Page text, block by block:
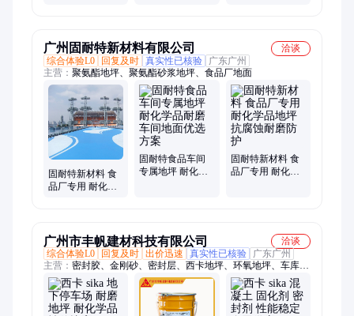
广州固耐特新材料有限公司
洽谈
综合体验L0
回复及时 真实性已核验
广东广州
主营： 聚氨酯地坪、聚氨酯砂浆地坪、食品厂地面
固耐特新材料 食
品厂专用 耐化学
固耐特食品车间
专属地坪 耐化学
固耐特新材料 食
品厂专用 耐化学
广州市丰帆建材科技有限公司
洽谈
综合体验L0
回复及时 出价迅速 真实性已核验
广东广州
主营： 密封胶、金刚砂、密封层、西卡地坪、环氧地坪、车库地
坪、工业地坪、硬化地坪、压沙地坪、耐候地坪、彩砂地坪、耐
磨地坪、防静电地坪、固化剂、密封剂、硬化剂、防水材料、西
卡涂料、纹理涂层、砂浆地面、保护涂料、地面材料、自流平涂